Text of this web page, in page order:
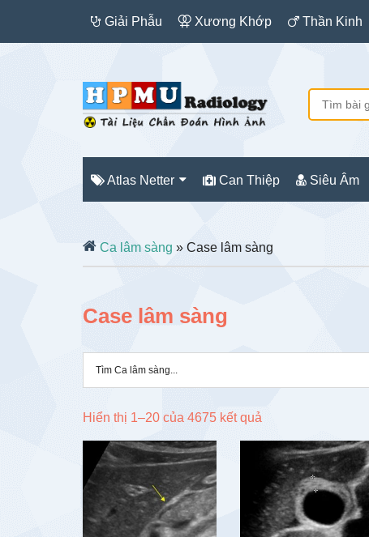
Giải Phẫu Xương Khớp Thần Kinh
Atlas Netter Can Thiệp Siêu Âm
Ca lâm sàng » Case lâm sàng
Case lâm sàng
Hiển thị 1–20 của 4675 kết quả
xếp
theo
mới
nhất